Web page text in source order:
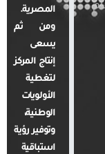
المصرية.
ومن ثم
يسعى
إنتاج المركز
لتغطية
الأولويات
الوطنية،
وتوفير رؤية
استباقية